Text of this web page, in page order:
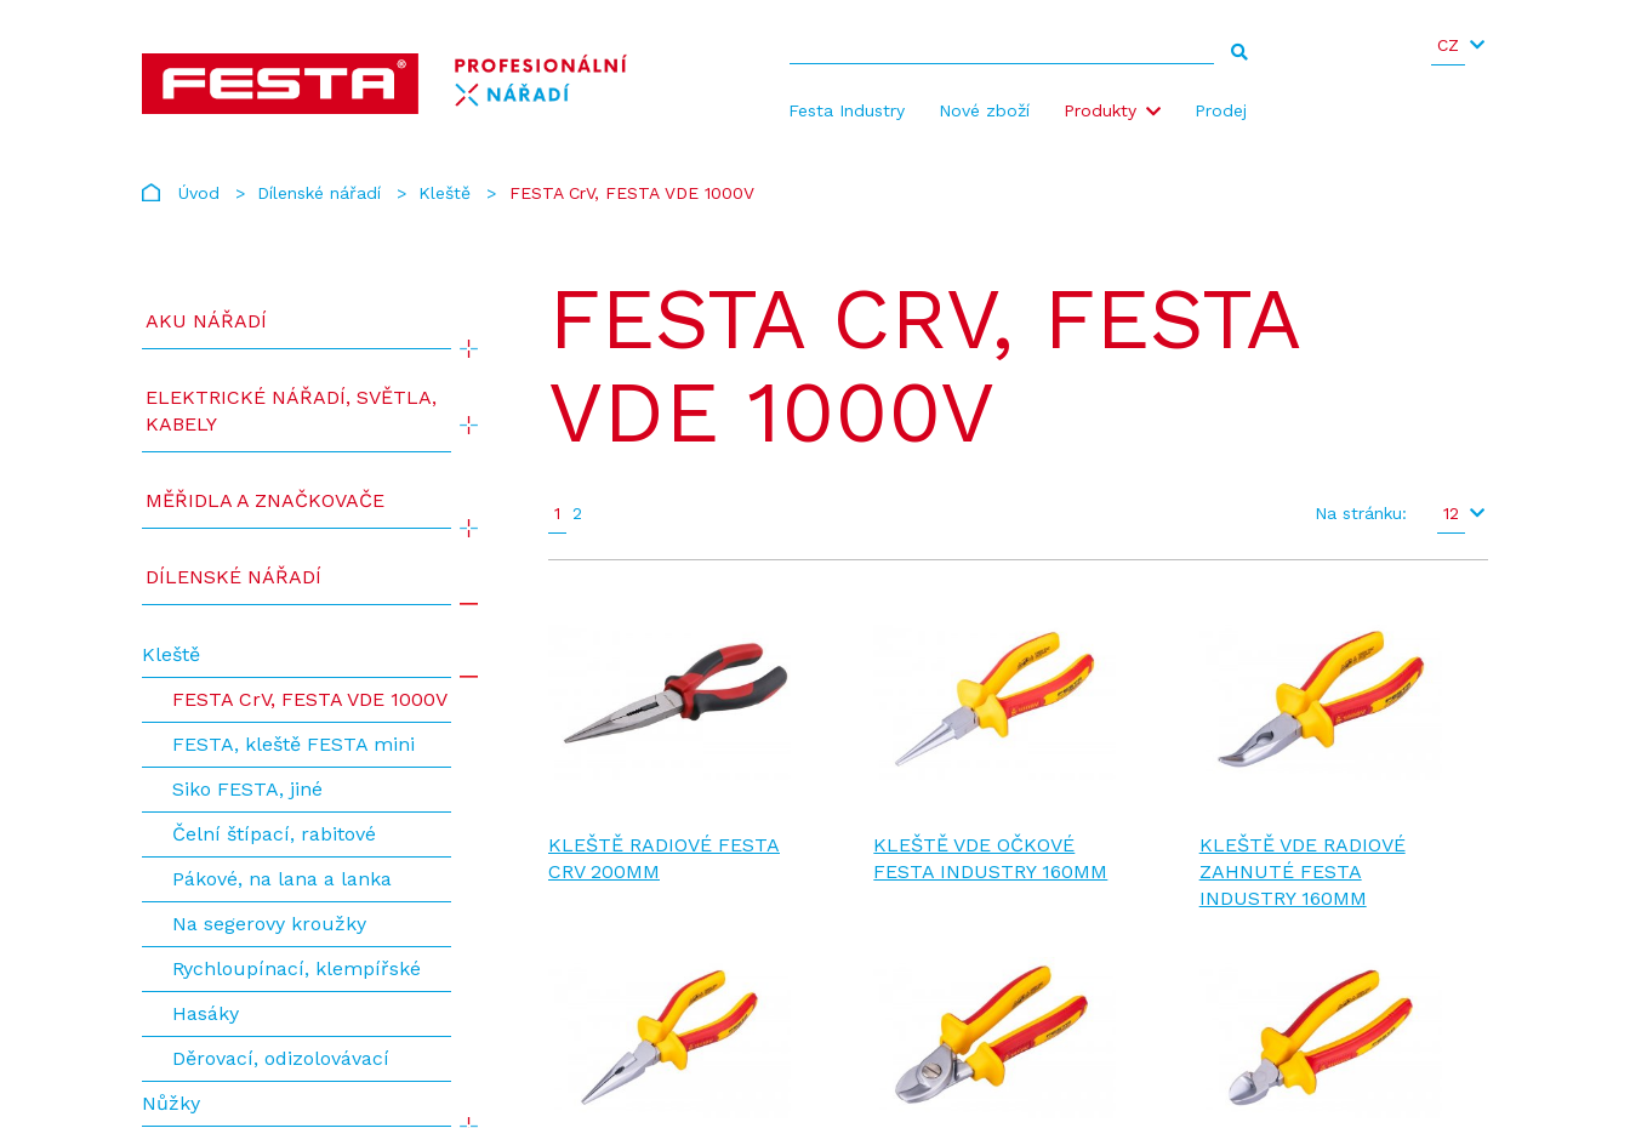
Festa Industry Nové zboží Produkty Prodej
CZ
Úvod Dílenské nářadí Kleště FESTA CrV, FESTA VDE 1000V
AKU NÁŘADÍ
ELEKTRICKÉ NÁŘADÍ, SVĚTLA,
KABELY
MĚŘIDLA A ZNAČKOVAČE
DÍLENSKÉ NÁŘADÍ
Kleště
FESTA CrV, FESTA VDE 1000V
FESTA, kleště FESTA mini
Siko FESTA, jiné
Čelní štípací, rabitové
Pákové, na lana a lanka
Na segerovy kroužky
Rychloupínací, klempířské
Hasáky
Děrovací, odizolovávací
Nůžky
FESTA CRV, FESTA
VDE 1000V
1 2 Na stránku: 12
KLEŠTĚ RADIOVÉ FESTA
CRV 200MM
KLEŠTĚ VDE OČKOVÉ
FESTA INDUSTRY 160MM
KLEŠTĚ VDE RADIOVÉ
ZAHNUTÉ FESTA
INDUSTRY 160MM